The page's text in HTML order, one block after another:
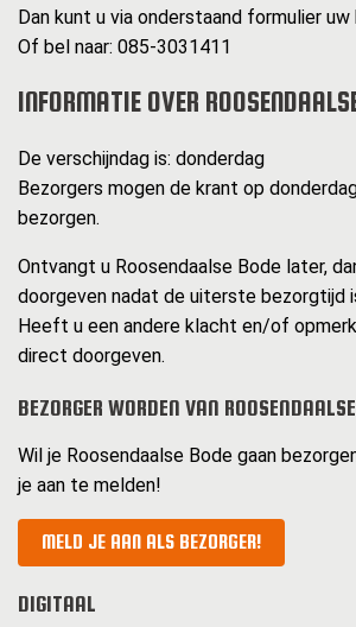
Dan kunt u via onderstaand formulier
Of bel naar: 085-3031411
INFORMATIE OVER
De verschijndag is: donderdag
Bezorgers mogen de krant op
bezorgen.
Ontvangt u Roosendaalse Bode later,
doorgeven nadat de uiterste bezorgtijd
Heeft u een andere klacht en/of
direct doorgeven.
BEZORGER WORDEN VAN
Wil je Roosendaalse Bode gaan
je aan te melden!
MELD JE AAN ALS BEZORGER!
DIGITAAL